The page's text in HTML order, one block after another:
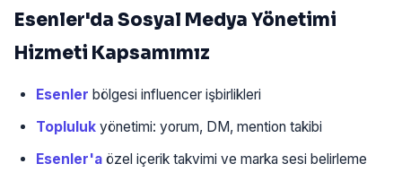
Esenler'da Sosyal Medya Yönetimi
Hizmeti Kapsamımız
Esenler bölgesi influencer işbirlikleri
Topluluk yönetimi: yorum, DM, mention takibi
Esenler'a özel içerik takvimi ve marka sesi belirleme